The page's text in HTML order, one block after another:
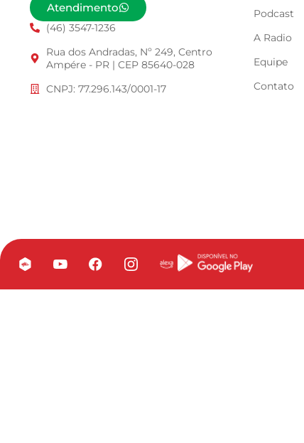
Atendimento
(46) 3547-1236
Rua dos Andradas, Nº 249, Centro
Ampére - PR | CEP 85640-028
CNPJ: 77.296.143/0001-17
Podcast
A Radio
Equipe
Contato